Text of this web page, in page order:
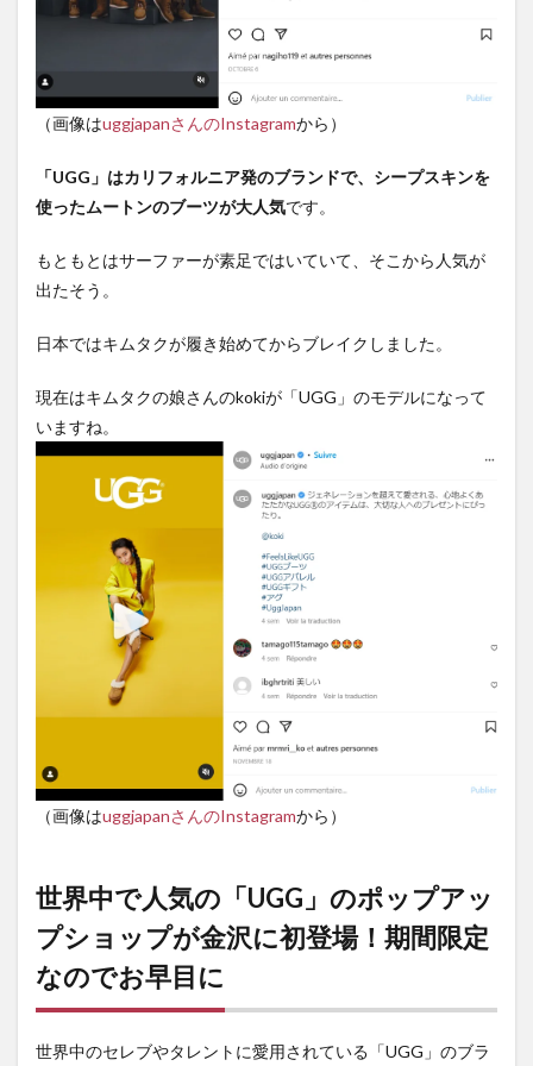
（画像はuggjapanさんのInstagramから）
「UGG」はカリフォルニア発のブランドで、シープスキンを
使ったムートンのブーツが大人気です。
もともとはサーファーが素足ではいていて、そこから人気が
出たそう。
日本ではキムタクが履き始めてからブレイクしました。
現在はキムタクの娘さんのkokiが「UGG」のモデルになって
いますね。
（画像はuggjapanさんのInstagramから）
世界中で人気の「UGG」のポップアッ
プショップが金沢に初登場！期間限定
なのでお早目に
世界中のセレブやタレントに愛用されている「UGG」のブラ